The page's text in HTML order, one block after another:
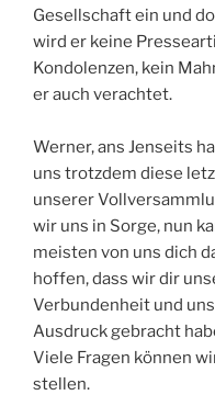
Gesellschaft ein und
wird er keine
Kondolenzen, kein
er auch verachtet.
Werner, ans Jenseits
uns trotzdem diese
unserer
wir uns in Sorge, nun
meisten von uns dich
hoffen, dass wir dir
Verbundenheit und
Ausdruck gebracht
Viele Fragen können
stellen.